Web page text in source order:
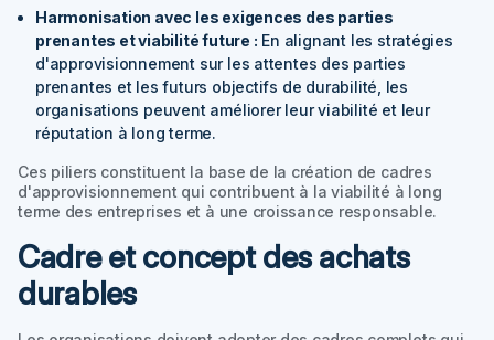
Harmonisation avec les exigences des parties
prenantes et viabilité future : En alignant les stratégies
d'approvisionnement sur les attentes des parties
prenantes et les futurs objectifs de durabilité, les
organisations peuvent améliorer leur viabilité et leur
réputation à long terme.
Ces piliers constituent la base de la création de cadres
d'approvisionnement qui contribuent à la viabilité à long
terme des entreprises et à une croissance responsable.
Cadre et concept des achats
durables